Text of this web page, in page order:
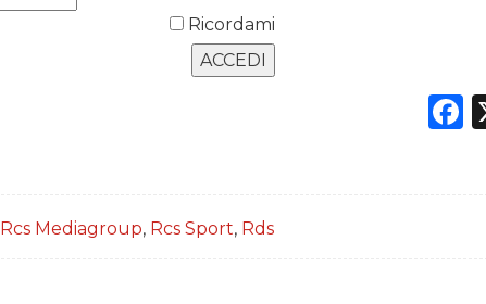
Ricordami
Rcs Mediagroup, Rcs Sport, Rds